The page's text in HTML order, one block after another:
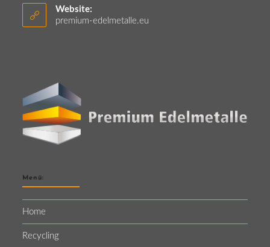
Website:
premium-edelmetalle.eu
Menü:
Home
Recycling